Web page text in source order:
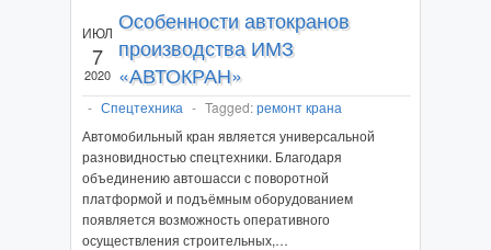
ИЮЛ
7
2020
Особенности автокранов
производства ИМЗ
«АВТОКРАН»
- Спецтехника - Tagged:ремонт крана
Автомобильный кран является универсальной
разновидностью спецтехники. Благодаря
объединению автошасси с поворотной
платформой и подъёмным оборудованием
появляется возможность оперативного
осуществления строительных,…